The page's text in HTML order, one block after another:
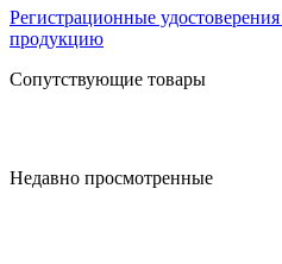
Регистрационные
продукцию
Сопутствующие товары
Недавно просмотренные